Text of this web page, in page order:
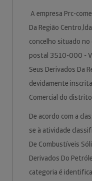
A empresa Prc-
Da Região
concelho situado
postal 3510-000 -
Seus Derivados Da
devidamente
Comercial do
De acordo com a
se à atividade
De Combustíveis
Derivados Do
categoria é